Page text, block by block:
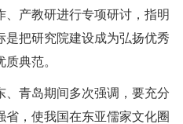
产教研进行专项研讨，指明
是把研究院建设成为弘扬优秀
典范。
青岛期间多次强调，要充分
，使我国在东亚儒家文化圈